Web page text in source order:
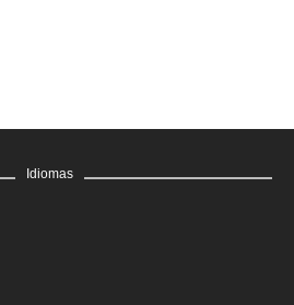
| El rostro de todas las vidas
Idiomas